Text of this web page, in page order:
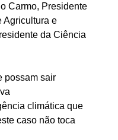
Carmo, Presidente
Agricultura e
da Ciência
possam sair
climática que
caso não toca